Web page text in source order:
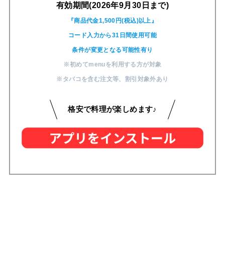
有効期間(2026年9月30日まで)
『商品代金1,500円(税込)以上』
コード入力から31日間使用可能
条件が変更となる可能性有り
※初めてmenuを利用する方が対象
※タバコを含む注文等、 割引対象外あり
格安で料理が楽しめます♪